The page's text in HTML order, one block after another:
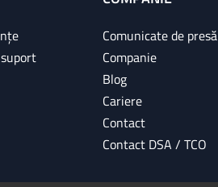
Comunicate de presă
Companie
Blog
Cariere
Contact
Contact DSA / TCO